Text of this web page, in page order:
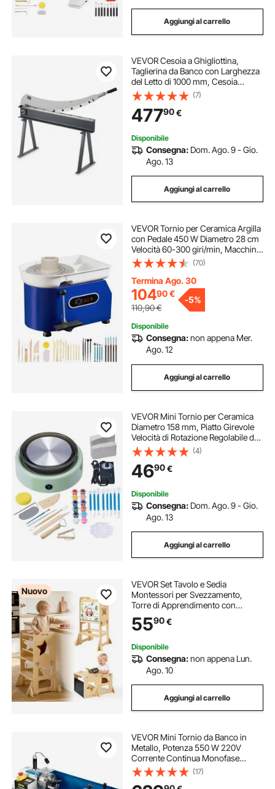
Aggiungi al carrello
VEVOR Cesoia a Ghigliottina,
Taglierina da Banco con Larghezza
del Letto di 1000 mm, Cesoia
Manuale per la Lavorazione di
Lamiere, con Materiale Q235, Alta
Precisione, Supporto, per Alluminio
(7)
47790€
Disponibile
Consegna: Dom. Ago. 9 - Gio.
Ago. 13
Aggiungi al carrello
VEVOR Tornio per Ceramica Argilla
con Pedale 450 W Diametro 28 cm
Velocità 60-300 giri/min, Macchina
Ruota di Ceramica Fai-da-te
Hobbista Controllo con Schermo
LCD 450W Livello di Rumore entro
60 dB
(70)
Termina Ago. 30
10490€
110,90€
-5%
Disponibile
Consegna:non appena Mer.
Ago. 12
Aggiungi al carrello
VEVOR Mini Tornio per Ceramica
Diametro 158 mm, Piatto Girevole
Velocità di Rotazione Regolabile da
0-140 giri/min, Tornio per Argilla
per Modellare l'Argilla, Adatto per
Corsi di Ceramica, Verde
(4)
4690€
Disponibile
Consegna: Dom. Ago. 9 - Gio.
Ago. 13
Aggiungi al carrello
Nuovo
VEVOR Set Tavolo e Sedia
Montessori per Svezzamento,
Torre di Apprendimento con
Lavagna, Multifunzioni 4 in 1, in
Legno, per Bagno e Bancone
Bambini in Fase di Crescita
5590€
Disponibile
Consegna:non appena Lun.
Ago. 10
Aggiungi al carrello
VEVOR Mini Tornio da Banco in
Metallo, Potenza 550 W 220V
Corrente Continua Monofase
Velocità 50-2500 RPM Tornio per
Legno Professionale a Velocità
(17)